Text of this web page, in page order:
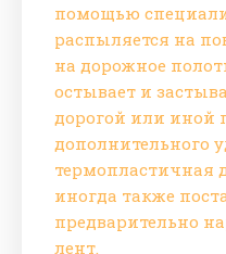
помощью
распыляется на
на дорожное
остывает и
дорогой или иной
дополнительного
термопластичная
иногда также
предварительно
лент.